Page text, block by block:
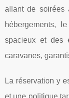
allant de soirées
hébergements,
spacieux et des
caravanes,
La réservation y